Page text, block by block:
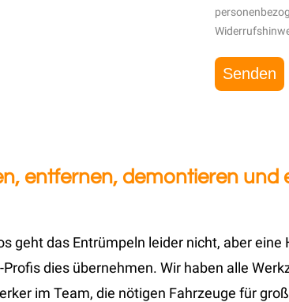
entfernen, demontieren
geht das Entrümpeln leider nicht, aber
dies übernehmen. Wir haben alle
im Team, die nötigen Fahrzeuge für